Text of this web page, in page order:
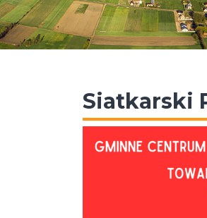
Siatkarski